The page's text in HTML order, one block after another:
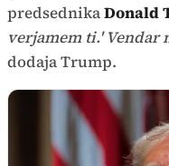
predsednikaDonald
verjamem ti.' Vendar
dodaja Trump.